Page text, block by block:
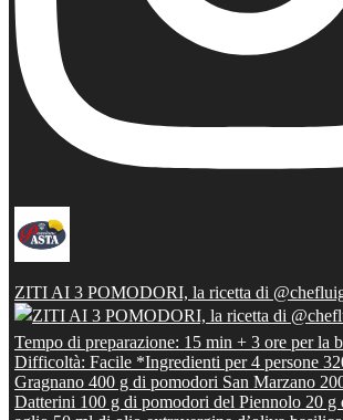
ZITI AI 3 POMODORI, la ricetta di